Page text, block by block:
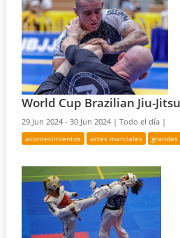
World Cup Brazilian Jiu-
29 Jun 2024 - 30 Jun 2024 |Todo el día |
acontecimientos artes marciales